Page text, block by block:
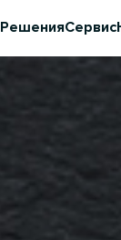
РешенияСервис